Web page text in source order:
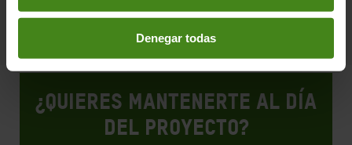
Denegar todas
¿Quieres mantenerte al día
del proyecto?